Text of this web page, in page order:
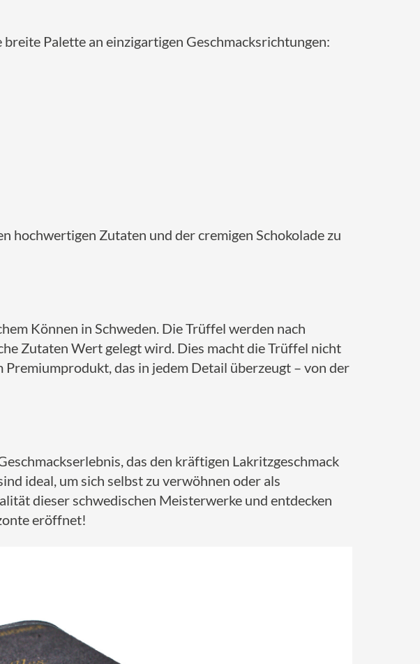
Palette an einzigartigen Geschmacksrichtungen:
hochwertigen Zutaten und der cremigen Schokolade zu
Können in Schweden. Die Trüffel werden nach
Zutaten Wert gelegt wird. Dies macht die Trüffel nicht
das in jedem Detail überzeugt – von der
das den kräftigen Lakritzgeschmack
ideal, um sich selbst zu verwöhnen oder als
dieser schwedischen Meisterwerke und entdecken
eröffnet!